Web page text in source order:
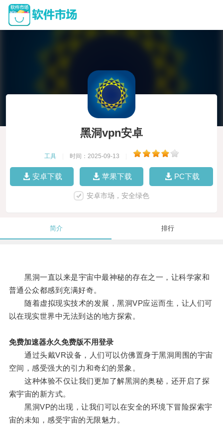
黑洞vpn安卓
工具 时间：2025-09-13
安卓下载 苹果下载 PC下载
安卓市场，安全绿色
简介 排行
黑洞一直以来是宇宙中最神秘的存在之一，让科学家和
普通公众都感到充满好奇。
随着虚拟现实技术的发展，黑洞VP应运而生，让人们可
以在现实世界中无法到达的地方探索。
免费加速器永久免费版不用登录
通过头戴VR设备，人们可以仿佛置身于黑洞周围的宇宙
空间，感受强大的引力和奇幻的景象。
这种体验不仅让我们更加了解黑洞的奥秘，还开启了探
索宇宙的新方式。
黑洞VP的出现，让我们可以在安全的环境下冒险探索宇
宙的未知，感受宇宙的无限魅力。